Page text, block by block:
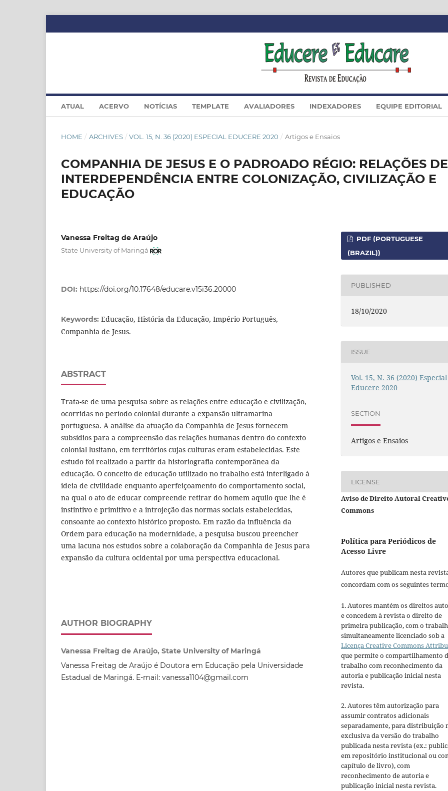
ATUAL ACERVO NOTÍCIAS TEMPLATE AVALIADORES INDEXADORES EQUIPE EDITORIAL
HOME / ARCHIVES / VOL. 15, N. 36 (2020) ESPECIAL EDUCERE 2020 / Artigos e Ensaios
COMPANHIA DE JESUS E O PADROADO RÉGIO: RELAÇÕES DE
INTERDEPENDÊNCIA ENTRE COLONIZAÇÃO, CIVILIZAÇÃO E
EDUCAÇÃO
Vanessa Freitag de Araújo
State University of Maringá
DOI: https://doi.org/10.17648/educare.v15i36.20000
Keywords: Educação, História da Educação, Império Português,
Companhia de Jesus.
ABSTRACT
Trata-se de uma pesquisa sobre as relações entre educação e civilização,
ocorridas no período colonial durante a expansão ultramarina
portuguesa. A análise da atuação da Companhia de Jesus fornecem
subsídios para a compreensão das relações humanas dentro do contexto
colonial lusitano, em territórios cujas culturas eram estabelecidas. Este
estudo foi realizado a partir da historiografia contemporânea da
educação. O conceito de educação utilizado no trabalho está interligado à
ideia de civilidade enquanto aperfeiçoamento do comportamento social,
na qual o ato de educar compreende retirar do homem aquilo que lhe é
instintivo e primitivo e a introjeção das normas sociais estabelecidas,
consoante ao contexto histórico proposto. Em razão da influência da
Ordem para educação na modernidade, a pesquisa buscou preencher
uma lacuna nos estudos sobre a colaboração da Companhia de Jesus para
expansão da cultura ocidental por uma perspectiva educacional.
AUTHOR BIOGRAPHY
Vanessa Freitag de Araújo, State University of Maringá
Vanessa Freitag de Araújo é Doutora em Educação pela Universidade
Estadual de Maringá. E-mail: vanessa1104@gmail.com
PDF (PORTUGUESE
(BRAZIL))
PUBLISHED
18/10/2020
ISSUE
Vol. 15, N. 36 (2020) Especial
Educere 2020
SECTION
Artigos e Ensaios
LICENSE
Aviso de Direito Autoral
Commons
Política para Periódicos de
Acesso Livre
Autores que publicam nesta
concordam com os seguintes
1. Autores mantém os direitos
e concedem à revista o direito de
primeira publicação, com o
simultaneamente licenciado sob a
Licença Creative Commons
que permite o compartilhamento
trabalho com reconhecimento da
autoria e publicação inicial nesta
revista.
2. Autores têm autorização para
assumir contratos adicionais
separadamente, para distribuição
exclusiva da versão do trabalho
publicada nesta revista (ex.:
em repositório institucional ou
capítulo de livro), com
reconhecimento de autoria e
publicação inicial nesta revista.